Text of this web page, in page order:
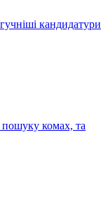
кандидатури
комах, та